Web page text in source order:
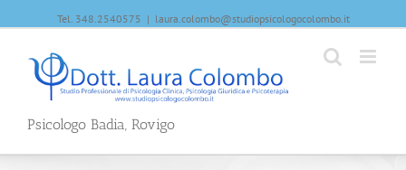
Tel. 348.2540575 | laura.colombo@studiopsicologocolombo.it
Psicologo Badia, Rovigo